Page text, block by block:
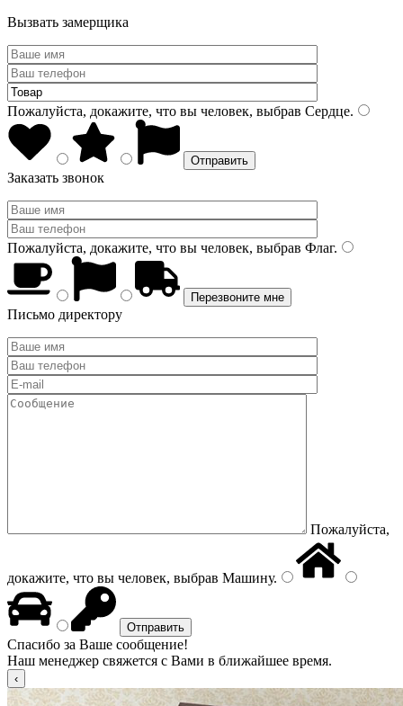
Вызвать замерщика
Пожалуйста, докажите, что вы человек, выбрав Сердце.
Заказать звонок
Пожалуйста, докажите, что вы человек, выбрав Флаг.
Письмо директору
Пожалуйста,
докажите, что вы человек, выбрав Машину.
Спасибо за Ваше сообщение!
Наш менеджер свяжется с Вами в ближайшее время.